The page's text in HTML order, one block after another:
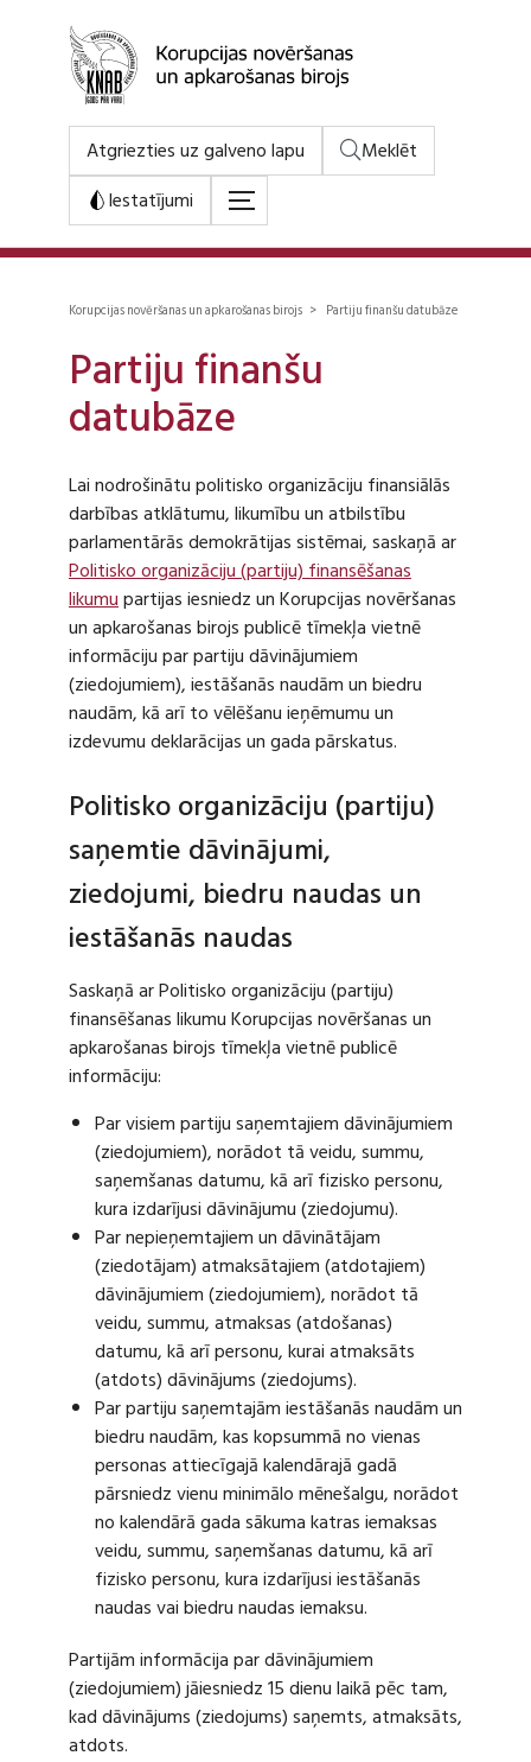
Atgriezties uz galveno lapu
Meklēt
Iestatījumi
Korupcijas novēršanas un apkarošanas birojs > Partiju finanšu datubāze
Partiju finanšu
datubāze
Lai nodrošinātu politisko organizāciju finansiālās
darbības atklātumu, likumību un atbilstību
parlamentārās demokrātijas sistēmai, saskaņā ar
Politisko organizāciju (partiju) finansēšanas
likumupartijas iesniedz un Korupcijas novēršanas
un apkarošanas birojs publicē tīmekļa vietnē
informāciju par partiju dāvinājumiem
(ziedojumiem), iestāšanās naudām un biedru
naudām, kā arī to vēlēšanu ieņēmumu un
izdevumu deklarācijas un gada pārskatus.
Politisko organizāciju (partiju)
saņemtie dāvinājumi,
ziedojumi, biedru naudas un
iestāšanās naudas
Saskaņā ar Politisko organizāciju (partiju)
finansēšanas likumu Korupcijas novēršanas un
apkarošanas birojs tīmekļa vietnē publicē
informāciju:
Par visiem partiju saņemtajiem dāvinājumiem
(ziedojumiem), norādot tā veidu, summu,
saņemšanas datumu, kā arī fizisko personu,
kura izdarījusi dāvinājumu (ziedojumu).
Par nepieņemtajiem un dāvinātājam
(ziedotājam) atmaksātajiem (atdotajiem)
dāvinājumiem (ziedojumiem), norādot tā
veidu, summu, atmaksas (atdošanas)
datumu, kā arī personu, kurai atmaksāts
(atdots) dāvinājums (ziedojums).
Par partiju saņemtajām iestāšanās naudām un
biedru naudām, kas kopsummā no vienas
personas attiecīgajā kalendārajā gadā
pārsniedz vienu minimālo mēnešalgu, norādot
no kalendārā gada sākuma katras iemaksas
veidu, summu, saņemšanas datumu, kā arī
fizisko personu, kura izdarījusi iestāšanās
naudas vai biedru naudas iemaksu.
Partijām informācija par dāvinājumiem
(ziedojumiem) jāiesniedz 15 dienu laikā pēc tam,
kad dāvinājums (ziedojums) saņemts, atmaksāts,
atdots.